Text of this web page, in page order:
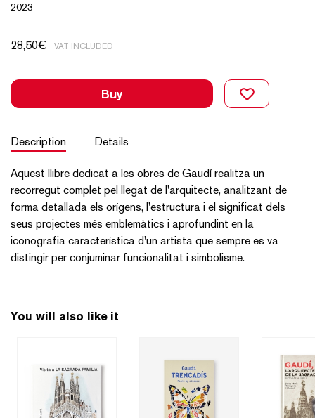
2023
28,50€ VAT INCLUDED
Buy
Description Details
Aquest llibre dedicat a les obres de Gaudí realitza un
recorregut complet pel llegat de l'arquitecte, analitzant de
forma detallada els orígens, l'estructura i el significat dels
seus projectes més emblemàtics i aprofundint en la
iconografia característica d'un artista que sempre es va
distingir per conjuminar funcionalitat i simbolisme.
You will also like it